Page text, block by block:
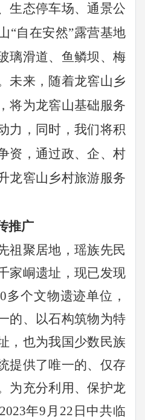
生态停车场、通景公
“自在安然”露营基地
璃滑道、鱼鳞坝、梅
未来，随着龙窖山乡
将为龙窖山基础服务
力，同时，我们将积
资，通过政、企、村
龙窖山乡村旅游服务
推广
祖聚居地，瑶族先民
家峒遗址，现已发现
多个文物遗迹单位，
的、以石构筑物为特
，也为我国少数民族
提供了唯一的、仅存
为充分利用、保护龙
年9月22日中共临